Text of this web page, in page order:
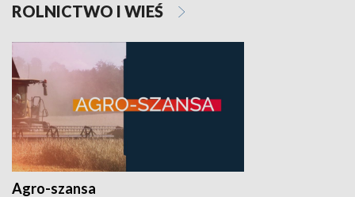
ROLNICTWO I WIEŚ
Agro-szansa